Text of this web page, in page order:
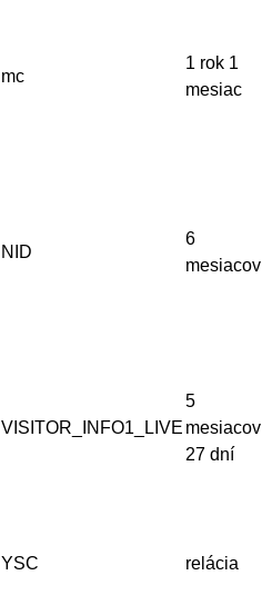
mc
1 rok 1
mesiac
NID
6
mesiacov
VISITOR_INFO1_LIVE
5
mesiacov
27 dní
YSC relácia